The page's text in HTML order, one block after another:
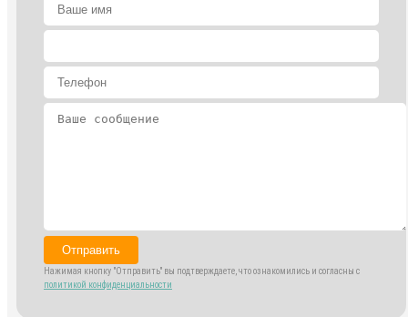
Отправить
Нажимая кнопку "Отправить" вы подтверждаете, что ознакомились и согласны с
политикой конфиденциальности